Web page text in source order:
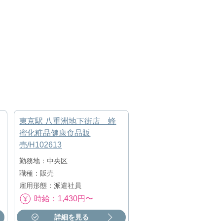
東京駅 八重洲地下街店 蜂
蜜化粧品健康食品販
売/H102613
勤務地：中央区
職種：販売
雇用形態：派遣社員
時給：1,430円〜
詳細を見る